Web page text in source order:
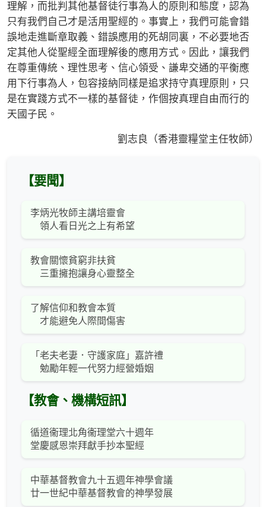
理解，而批判其他基督徒行事為人的原則和態度，認為
只有我們自己才是活用聖經的。事實上，我們可能會錯
誤地走進斷章取義、錯誤應用的死胡同裏，不必要地否
定其他人從聖經全面理解後的應用方式。因此，讓我們
在尊重傳統、理性思考、信心領受、謙卑交通的平衡應
用下行事為人，包容接納同樣是追求持守真理原則，只
是在實踐方式不一樣的基督徒，作個按真理自由而行的
天國子民。
劉志良（香港靈糧堂主任牧師）
【要聞】
李炳光牧師主講培靈會
領人看日光之上有希望
教會關懷貧窮非扶貧
三重擁抱讓身心靈整全
了解信仰和教會本質
才能避免人際間傷害
「老夫老妻．守護家庭」嘉許禮
勉勵年輕一代努力經營婚姻
【教會、機構短訊】
循道衞理北角衞理堂六十週年
堂慶感恩崇拜獻手抄本聖經
中華基督教會九十五週年神學會議
廿一世紀中華基督教會的神學發展